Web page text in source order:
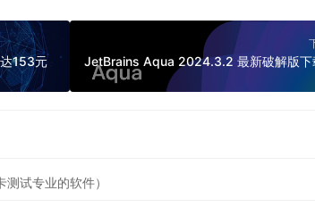
153元
试专业的软件）